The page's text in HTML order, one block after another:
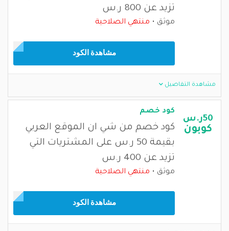
تزيد عن 800 ر.س
موثق منتهي الصلاحية
مشاهدة الكود
مشاهدة التفاصيل
50ر.س
كوبون
كود خصم
كود خصم من شي ان الموقع العربي
بقيمة 50 ر.س على المشتريات التي
تزيد عن 400 ر.س
موثق منتهي الصلاحية
مشاهدة الكود